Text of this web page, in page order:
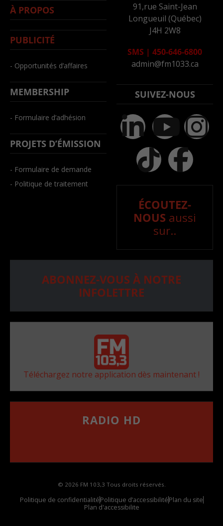
À PROPOS
PUBLICITÉ
- Opportunités d’affaires
MEMBERSHIP
- Formulaire d’adhésion
PROJETS D’ÉMISSION
- Formulaire de demande
- Politique de traitement
91,rue Saint-Jean
Longueuil (Québec)
J4H 2W8
SMS | 450-646-6800
admin@fm1033.ca
SUIVEZ-NOUS
ÉCOUTEZ-
NOUS aussi
sur..
ABONNEZ-VOUS À NOTRE
INFOLETTRE
Téléchargez notre application dès maintenant !
RADIO HD
© 2026 FM 103,3 Tous droits réservés.
Politique de confidentialitéPolitique d’accessibilitéPlan du site
Plan d'accessibilite